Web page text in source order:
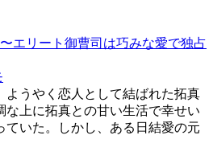
エリート御曹司は巧みな愛で独占
ようやく恋人として結ばれた拓真
な上に拓真との甘い生活で幸せい
ていた。しかし、ある日結愛の元